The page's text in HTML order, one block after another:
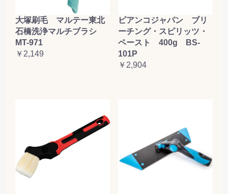
大塚刷毛 マルテー東北
石橋洗浄マルチブラシ
MT-971
￥2,149
ビアンコジャパン ブリ
ーチング・スピリッツ・
ペースト 400g BS-
101P
￥2,904